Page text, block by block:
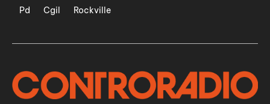
Pd
Cgil Rockville